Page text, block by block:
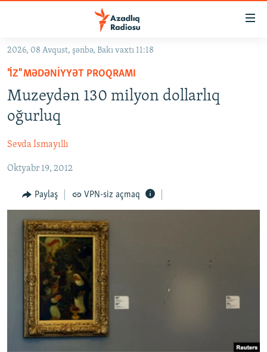
Əsas
qayıt
Əsas
naviqasiyaya
qayıt
Axtarışa
GÜNDƏM
KORRUPSIOMETR
#ƏSLINDƏ
FƏRQƏ BAX
QANUNI DOĞRU
ARAŞDIRMA
VIDEO
FOTOQALEREYA
İNFOQRAFIKA
KARIKATURA
RADIO ARXIV
OXU ZALI
AZƏRBAYCAN ƏDƏBIYYATI KITABXANASI
İSLAM VƏ DEMOKRATIYA
İZ - MƏDƏNIYYƏT PROQRAMI
HAQQIMIZDA
MISSIYAMIZ
PEŞƏ ETIKASI VƏ JURNALISTIKA STANDARTLARIMIZ
MATERIALLARIMIZDAN ISTIFADƏ
AZADLIQRADIOSU MOBIL TELEFONUNUZDA
BIZI IZLƏ
RFE/RL-in bütün saytları
2026, 08 Avqust, şənbə, Bakı vaxtı 11:18
"İZ" MƏDƏNIYYƏT PROQRAMI
Muzeydən 130 milyon dollarlıq
oğurluq
Sevda İsmayıllı
Oktyabr 19, 2012
Paylaş VPN-siz açmaq